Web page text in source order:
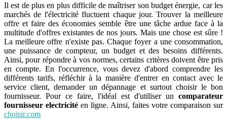
Il est de plus en plus difficile de maîtriser son budget énergie, car les
marchés de l'électricité fluctuent chaque jour. Trouver la meilleure
offre et faire des économies semble être une tâche ardue face à la
multitude d'offres existantes de nos jours. Mais une chose est sûre !
La meilleure offre n'existe pas. Chaque foyer a une consommation,
une puissance de compteur, un budget et des besoins différents.
Ainsi, pour répondre à vos normes, certains critères doivent être pris
en compte. En l'occurrence, vous devez d'abord comprendre les
différents tarifs, réfléchir à la manière d'entrer en contact avec le
service client, demander un dépannage et surtout choisir le bon
fournisseur. Pour ce faire, l'idéal est d'utiliser un comparateur
fournisseur electricité en ligne. Ainsi, faites votre comparaison sur
choisir.com